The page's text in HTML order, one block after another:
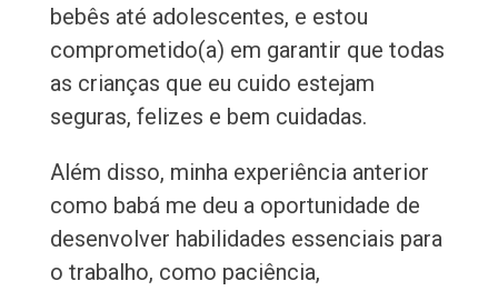
bebês até adolescentes, e estou
comprometido(a) em garantir que todas
as crianças que eu cuido estejam
seguras, felizes e bem cuidadas.
Além disso, minha experiência anterior
como babá me deu a oportunidade de
desenvolver habilidades essenciais para
o trabalho, como paciência,